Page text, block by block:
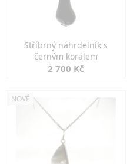
Stříbrný náhrdelník s
černým korálem
2 700 Kč
NOVÉ